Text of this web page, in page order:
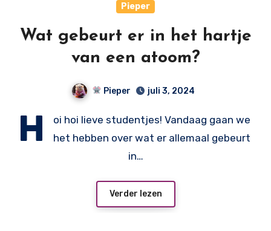
Pieper
Wat gebeurt er in het hartje
van een atoom?
Pieper juli 3, 2024
H
oi hoi lieve studentjes! Vandaag gaan we
het hebben over wat er allemaal gebeurt
in…
Verder lezen